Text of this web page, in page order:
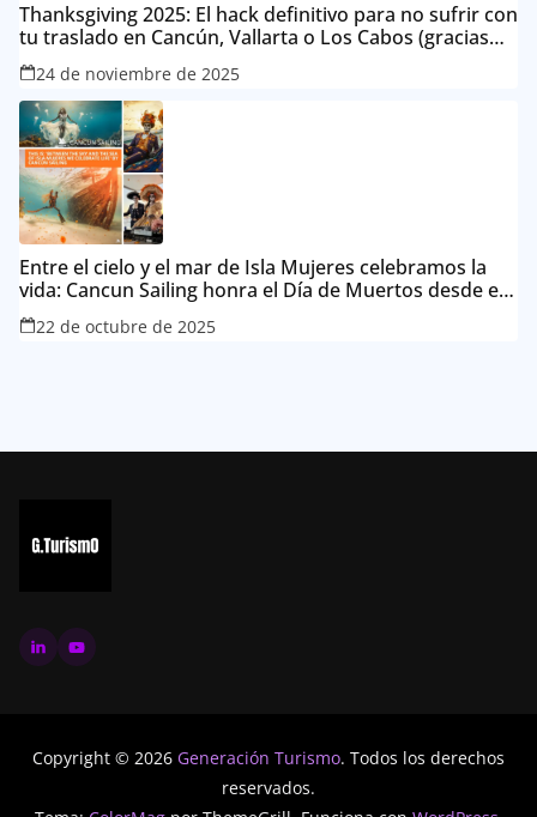
Thanksgiving 2025: El hack definitivo para no sufrir con
tu traslado en Cancún, Vallarta o Los Cabos (gracias
CBX + MTS)
24 de noviembre de 2025
Entre el cielo y el mar de Isla Mujeres celebramos la
vida: Cancun Sailing honra el Día de Muertos desde el
Caribe mexicano
22 de octubre de 2025
Copyright © 2026 Generación Turismo. Todos los derechos
reservados.